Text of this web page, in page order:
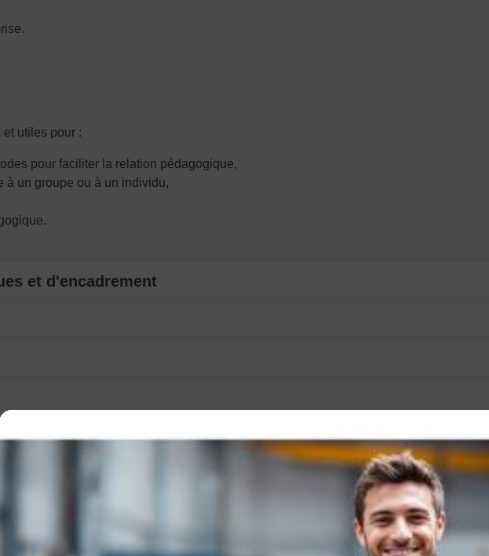
utiles pour :
pour faciliter la relation pédagogique,
à un groupe ou à un individu,
et d'encadrement
CECI POURRAIT VOUS INTÉRESSER :